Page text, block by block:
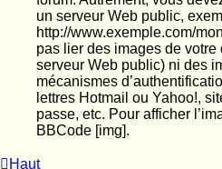
un serveur Web public,
http://www.exemple.com/
pas lier des images de votre
serveur Web public) ni des
mécanismes
lettres Hotmail ou Yahoo!,
passe, etc. Pour afficher
BBCode [img].
Haut